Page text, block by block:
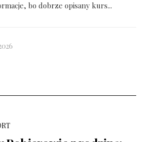
bo dobrze opisany kurs...